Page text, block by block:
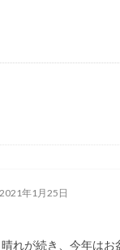
2021年1月25日
れが続き、今年はお